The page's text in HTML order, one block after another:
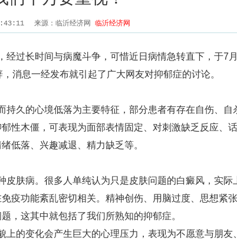
来源：临沂经济网 临沂经济网
过长时间与病魔斗争，可惜近日病情急转直下，于7
消息一经发布就引起了广大网友对抑郁症的讨论。
久的心境低落为主要特征，部分患者有存在自伤、自
性木僵，可表现为面部表情固定、对刺激缺乏反应、
低落、兴趣减退、精力缺乏等。
肤病。很多人单纯认为只是皮肤问题的白癜风，实际
疫功能紊乱密切相关。精神创伤、用脑过度、思想紧
，这其中就包括了我们所熟知的抑郁症。
的变化会产生巨大的心理压力，表现为不愿意与朋友